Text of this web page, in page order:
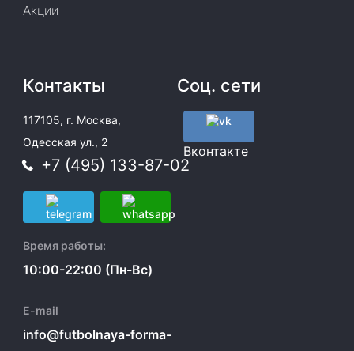
Акции
Контакты
117105, г. Москва,
Одесская ул., 2
+7 (495) 133-87-02
Время работы:
10:00-22:00 (Пн-Вс)
E-mail
info@futbolnaya-forma-
Соц. сети
Вконтакте